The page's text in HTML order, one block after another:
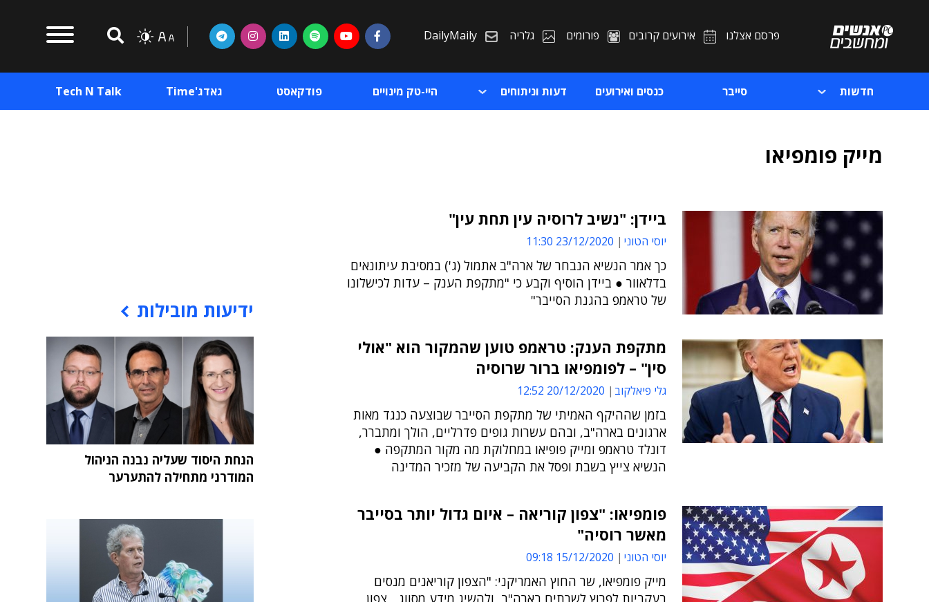
פרסם אצלנו אירועים קרובים פורומים גלריה DailyMaily
חדשות סייבר כנסים ואירועים דעות וניתוחים היי-טק מינויים פודקאסט גאדג'Time Tech N Talk
מייק פומפיאו
ביידן: "נשיב לרוסיה עין תחת עין"
יוסי הטוני 23/12/2020 11:30
כך אמר הנשיא הנבחר של ארה"ב אתמול (ג') במסיבת עיתונאים
בדלאוור ● ביידן הוסיף וקבע כי "מתקפת הענק – עדות לכישלונו
של טראמפ בהגנת הסייבר"
מתקפת הענק: טראמפ טוען שהמקור הוא "אולי
סין" – לפומפיאו ברור שרוסיה
גלי פיאלקוב 20/12/2020 12:52
בזמן שההיקף האמיתי של מתקפת הסייבר שבוצעה כנגד מאות
ארגונים בארה"ב, ובהם עשרות גופים פדרליים, הולך ומתברר,
דונלד טראמפ ומייק פופיאו במחלוקת מה מקור המתקפה ●
הנשיא צייץ בשבת ופסל את הקביעה של מזכיר המדינה
פומפיאו: "צפון קוריאה – איום גדול יותר בסייבר
מאשר רוסיה"
יוסי הטוני 15/12/2020 09:18
מייק פומפיאו, שר החוץ האמריקני: "הצפון קוריאנים מנסים
בעקביות לפרוץ לשרתים בארה"ב, ולהשיג מידע מסווג... צפון
ידיעות מובילות
הנחת היסוד שעליה נבנה הניהול
המודרני מתחילה להתערער